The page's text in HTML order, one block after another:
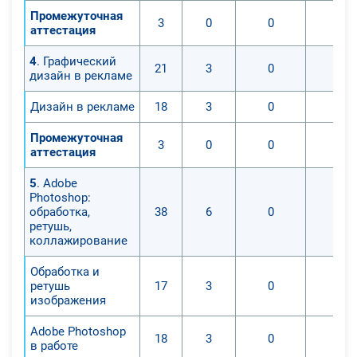
научатся:
- разработка корпоративного стиля;
- инфографике;
- научатся работать в графических
- выявлять потребность заказчика.
Промежуточная
аттестация
3 0 0
4. Графический
дизайн в рекламе
21 3 0
Дизайн в рекламе 18 3 0
Промежуточная
аттестация
3 0 0
5. Adobe
Photoshop:
обработка,
ретушь,
коллажирование
38 6 0
Обработка и
ретушь
изображения
17 3 0
Adobe Photoshop
в работе
18 3 0